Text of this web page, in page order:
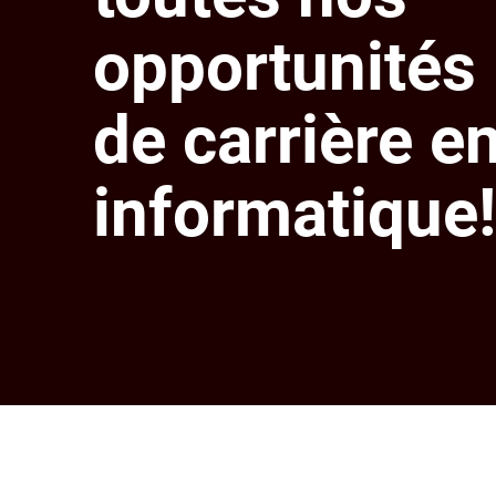
opportunités
de carrière
informatique!